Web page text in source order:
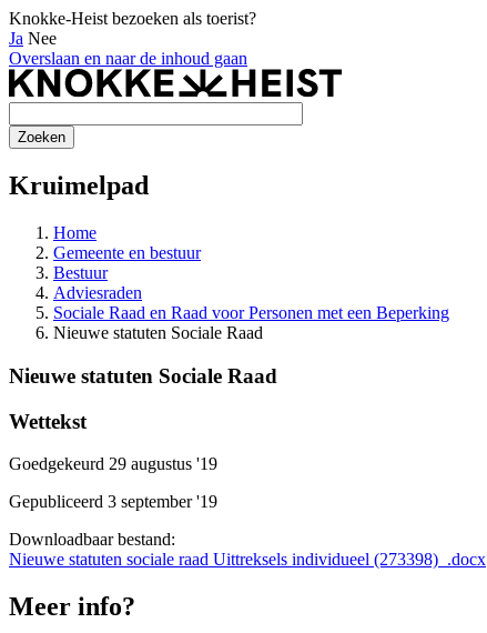
Knokke-Heist bezoeken als toerist?
Ja Nee
Overslaan en naar de inhoud gaan
Kruimelpad
Home
Gemeente en bestuur
Bestuur
Adviesraden
Sociale Raad en Raad voor Personen met een Beperking
Nieuwe statuten Sociale Raad
Nieuwe statuten Sociale Raad
Wettekst
Goedgekeurd 29 augustus '19
Gepubliceerd 3 september '19
Downloadbaar bestand:
Nieuwe statuten sociale raad Uittreksels individueel (273398)_.docx
Meer info?